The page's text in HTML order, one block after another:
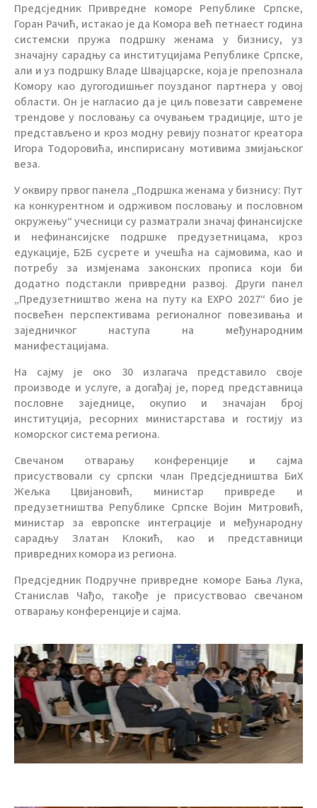
Предсједник Привредне коморе Републике Српске,
Горан Рачић, истакао је да Комора већ петнаест година
системски пружа подршку женама у бизнису, уз
значајну сарадњу са институцијама Републике Српске,
али и уз подршку Владе Швајцарске, која је препознала
Комору као дугогодишњег поузданог партнера у овој
области. Он је нагласио да је циљ повезати савремене
трендове у пословању са очувањем традиције, што је
представљено и кроз модну ревију познатог креатора
Игора Тодоровића, инспирисану мотивима змијањског
веза.
У оквиру првог панела „Подршка женама у бизнису: Пут
ка конкурентном и одрживом пословању и пословном
окружењу“ учесници су разматрали значај финансијске
и нефинансијске подршке предузетницама, кроз
едукације, Б2Б сусрете и учешћа на сајмовима, као и
потребу за измјенама законских прописа који би
додатно подстакли привредни развој. Други панел
„Предузетништво жена на путу ка EXPO 2027“ био је
посвећен перспективама регионалног повезивања и
заједничког наступа на међународним
манифестацијама.
На сајму је око 30 излагача представило своје
производе и услуге, а догађај је, поред представница
пословне заједнице, окупио и значајан број
институција, ресорних министарстава и гостију из
коморског система региона.
Свечаном отварању конференције и сајма
присуствовали су српски члан Предсједништва БиХ
Жељка Цвијановић, министар привреде и
предузетништва Републике Српске Војин Митровић,
министар за европске интеграције и међународну
сарадњу Златан Клокић, као и представници
привредних комора из региона.
Предсједник Подручне привредне коморе Бања Лука,
Станислав Чађо, такође је присуствовао свечаном
отварању конференције и сајма.